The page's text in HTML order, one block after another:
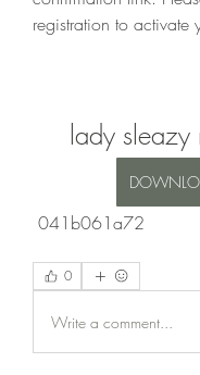
registration to activate
lady sleazy
041b061a72
0
Write a comment...